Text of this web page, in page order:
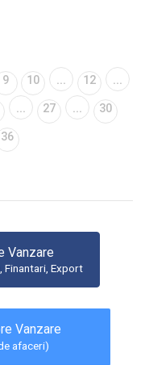
9 10 ... 12 ...
... 27 ... 30
36
Vanzare
Export
Vanzare
afaceri)